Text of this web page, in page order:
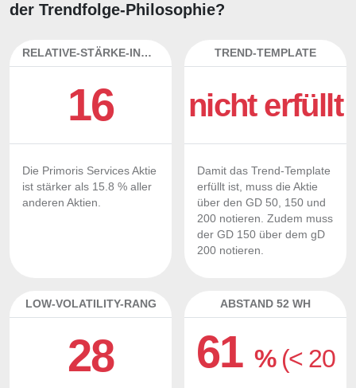
der Trendfolge-Philosophie?
RELATIVE-STÄRKE-INDEX
16
Die Primoris Services Aktie
ist stärker als 15.8 % aller
anderen Aktien.
TREND-TEMPLATE
nicht erfüllt
Damit das Trend-Template
erfüllt ist, muss die Aktie
über den GD 50, 150 und
200 notieren. Zudem muss
der GD 150 über dem gD
200 notieren.
LOW-VOLATILITY-RANG
28
ABSTAND 52 WH
61% (< 20